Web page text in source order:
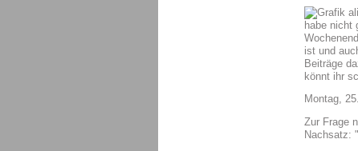
habe nicht
ist und
Beiträge
könnt ihr
Montag,
Zur Frage
Nachsatz: